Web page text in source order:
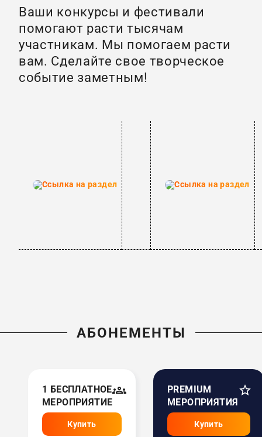
Ваши конкурсы и фестивали
помогают расти тысячам
участникам. Мы помогаем расти
вам. Сделайте свое творческое
событие заметным!
АБОНЕМЕНТЫ
1 БЕСПЛАТНОЕ
МЕРОПРИЯТИЕ
Купить
PREMIUM
МЕРОПРИЯТИЯ
Купить